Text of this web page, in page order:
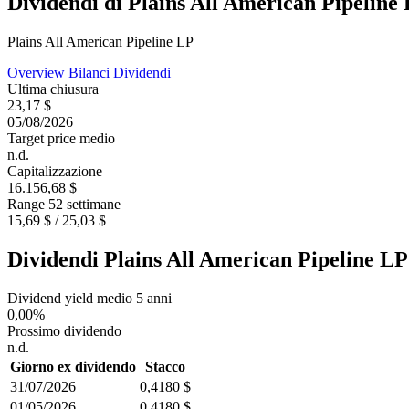
Plains All American Pipeline LP
Overview Bilanci Dividendi
Ultima chiusura
23,17 $
05/08/2026
Target price medio
n.d.
Capitalizzazione
16.156,68 $
Range 52 settimane
15,69 $ / 25,03 $
Dividendi Plains All American Pipeline LP
Dividend yield medio 5 anni
0,00%
Prossimo dividendo
n.d.
Giorno ex dividendo Stacco
31/07/2026
0,4180 $